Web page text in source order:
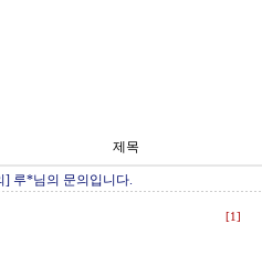
제목
] 루*님의 문의입니다.
[1]